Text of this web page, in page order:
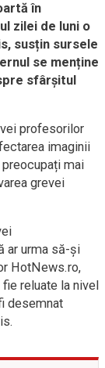
în
zilei de luni o
susțin sursele
se menține
sfârșitul
profesorilor
imaginii
mai
grevei
ar urma să-și
HotNews.ro,
reluate la nivel
desemnat